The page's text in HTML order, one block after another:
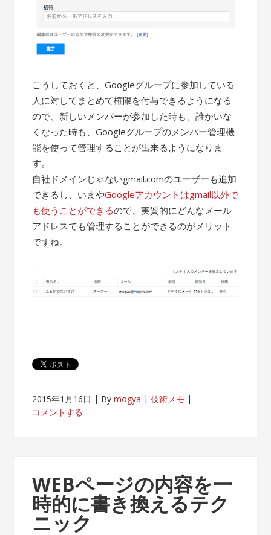
こうしておくと、Googleグループに参加している
人に対してまとめて権限を付与できるようになる
ので、新しいメンバーが参加した時も、誰かいな
くなった時も、Googleグループのメンバー管理機
能を使って管理することが出来るようになりま
す。
自社ドメインじゃないgmail.comのユーザーも追加
できるし、いまやGoogleアカウントはgmail以外で
も使うことができるので、実質的にどんなメール
アドレスでも管理することができるのがメリット
ですね。
2015年1月16日 Bymogya
技術メモ
コメントする
WEBページの内容を一
時的に書き換えるテク
ニック